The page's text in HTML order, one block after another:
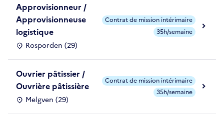
Approvisionneur /
Approvisionneuse
logistique
Rosporden (29)
Contrat de mission intérimaire
35h/semaine
Ouvrier pâtissier /
Ouvrière pâtissière
Melgven (29)
Contrat de mission intérimaire
35h/semaine